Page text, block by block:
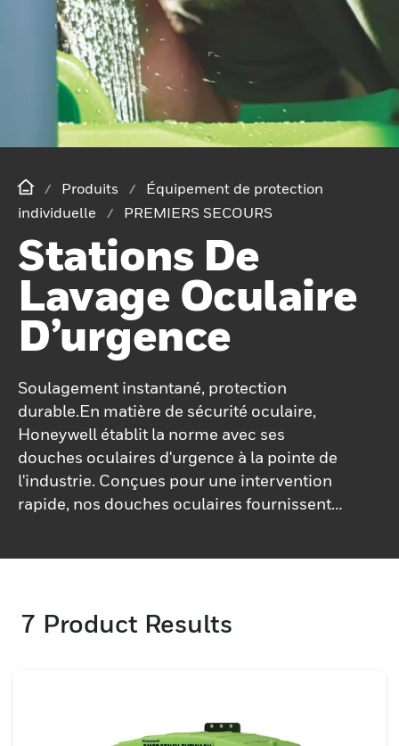
Produits
Équipement de protection
individuelle
PREMIERS SECOURS
Stations De
Lavage Oculaire
D’urgence
Soulagement instantané, protection
durable.En matière de sécurité oculaire,
Honeywell établit la norme avec ses
douches oculaires d'urgence à la pointe de
l'industrie. Conçues pour une intervention
rapide, nos douches oculaires fournissent
rapidement les substances nocives et
rendant faciles à utiliser en cas d'urgence.
7 Product Results